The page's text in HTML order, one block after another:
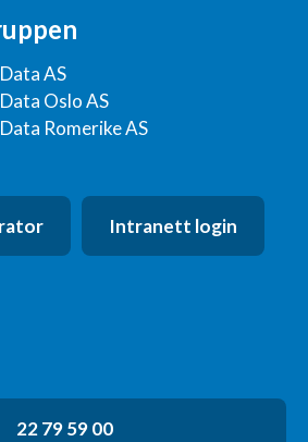
AS
Oslo AS
Romerike AS
Intranett login
22 79 59 00